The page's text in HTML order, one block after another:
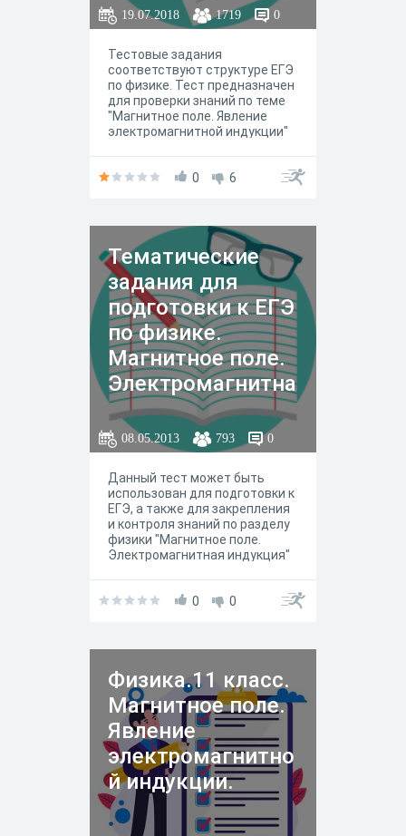
19.07.2018 1719 0
Тестовые задания
соответствуют структуре ЕГЭ
по физике. Тест предназначен
для проверки знаний по теме
"Магнитное поле. Явление
электромагнитной индукции"
0 6
Тематические
задания для
подготовки к ЕГЭ
по физике.
Магнитное поле.
Электромагнитна
я индукция
08.05.2013 793 0
Данный тест может быть
использован для подготовки к
ЕГЭ, а также для закрепления
и контроля знаний по разделу
физики "Магнитное поле.
Электромагнитная индукция"
0 0
Физика.11 класс.
Магнитное поле.
Явление
электромагнитно
й индукции.